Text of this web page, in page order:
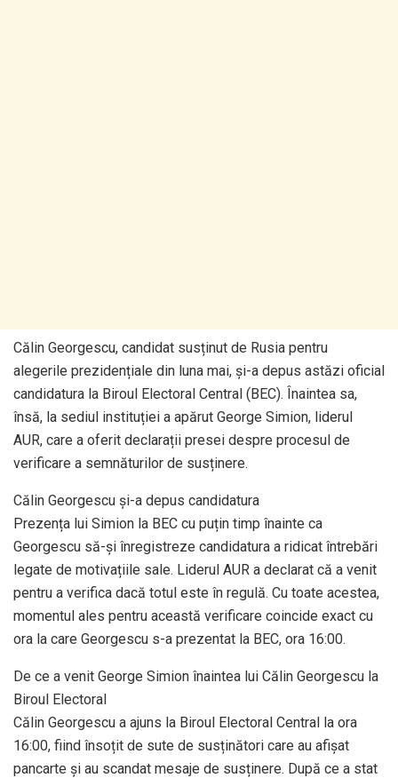
Călin Georgescu, candidat susținut de Rusia pentru
alegerile prezidențiale din luna mai, și-a depus astăzi oficial
candidatura la Biroul Electoral Central (BEC). Înaintea sa,
însă, la sediul instituției a apărut George Simion, liderul
AUR, care a oferit declarații presei despre procesul de
verificare a semnăturilor de susținere.
Călin Georgescu și-a depus candidatura
Prezența lui Simion la BEC cu puțin timp înainte ca
Georgescu să-și înregistreze candidatura a ridicat întrebări
legate de motivațiile sale. Liderul AUR a declarat că a venit
pentru a verifica dacă totul este în regulă. Cu toate acestea,
momentul ales pentru această verificare coincide exact cu
ora la care Georgescu s-a prezentat la BEC, ora 16:00.
De ce a venit George Simion înaintea lui Călin Georgescu la
Biroul Electoral
Călin Georgescu a ajuns la Biroul Electoral Central la ora
16:00, fiind însoțit de sute de susținători care au afișat
pancarte și au scandat mesaje de susținere. După ce a stat